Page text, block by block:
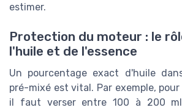
estimer.
Protection du moteur : le
l'huile et de l'essence
Un pourcentage exact d'huile
pré-mixé est vital. Par exemple,
il faut verser entre 100 à 200